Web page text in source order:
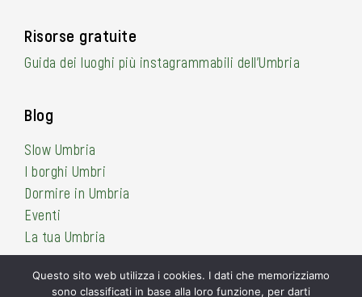
Risorse gratuite
Guida dei luoghi più instagrammabili dell’Umbria
Blog
Slow Umbria
I borghi Umbri
Dormire in Umbria
Eventi
La tua Umbria
Questo sito web utilizza i cookies. I dati che memorizziamo
sono classificati in base alla loro funzione, per darti